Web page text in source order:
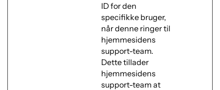
ID for den
specifikke bruger,
når denne ringer til
hjemmesidens
support-team.
Dette tillader
hjemmesidens
support-team at